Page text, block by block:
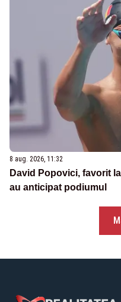
8 aug. 2026, 11:32
David Popovici, favorit
au anticipat podiumul